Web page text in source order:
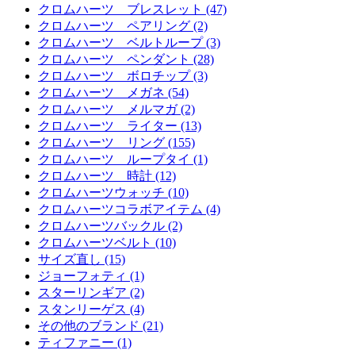
クロムハーツ ブレスレット (47)
クロムハーツ ペアリング (2)
クロムハーツ ベルトループ (3)
クロムハーツ ペンダント (28)
クロムハーツ ボロチップ (3)
クロムハーツ メガネ (54)
クロムハーツ メルマガ (2)
クロムハーツ ライター (13)
クロムハーツ リング (155)
クロムハーツ ループタイ (1)
クロムハーツ 時計 (12)
クロムハーツウォッチ (10)
クロムハーツコラボアイテム (4)
クロムハーツバックル (2)
クロムハーツベルト (10)
サイズ直し (15)
ジョーフォティ (1)
スターリンギア (2)
スタンリーゲス (4)
その他のブランド (21)
ティファニー (1)